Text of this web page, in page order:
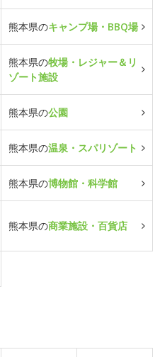
熊本県のキャンプ場・BBQ場
熊本県の牧場・レジャー＆リ
ゾート施設
熊本県の公園
熊本県の温泉・スパリゾート
熊本県の博物館・科学館
熊本県の商業施設・百貨店